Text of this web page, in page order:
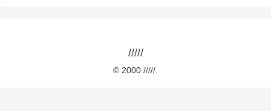
/////
© 2000 /////.